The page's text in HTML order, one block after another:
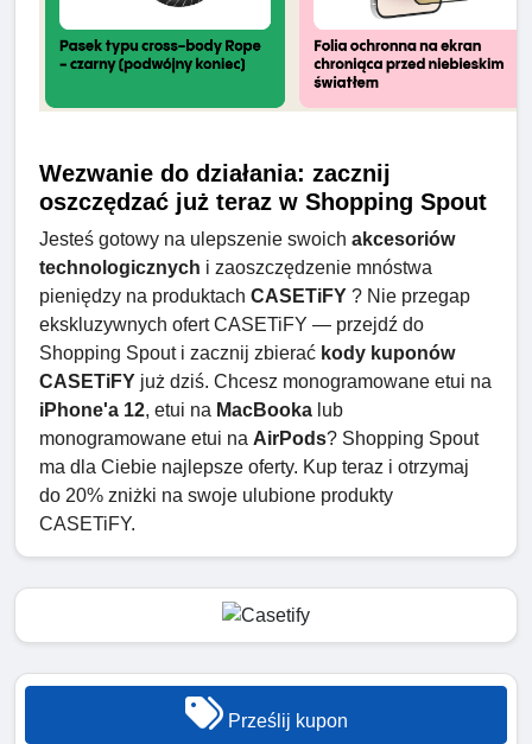
Wezwanie do działania: zacznij
oszczędzać już teraz w Shopping Spout
Jesteś gotowy na ulepszenie swoich akcesoriów
technologicznych i zaoszczędzenie mnóstwa
pieniędzy na produktach CASETiFY ? Nie przegap
ekskluzywnych ofert CASETiFY — przejdź do
Shopping Spout i zacznij zbierać kody kuponów
CASETiFY już dziś. Chcesz monogramowane etui na
iPhone'a 12, etui na MacBooka lub
monogramowane etui na AirPods? Shopping Spout
ma dla Ciebie najlepsze oferty. Kup teraz i otrzymaj
do 20% zniżki na swoje ulubione produkty
CASETiFY.
Prześlij kupon